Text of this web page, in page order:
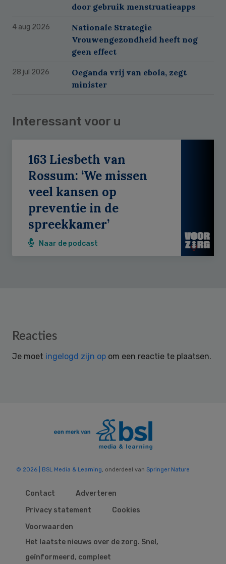
door gebruik menstruatieapps
4 aug 2026
Nationale Strategie
Vrouwengezondheid heeft nog
geen effect
28 jul 2026
Oeganda vrij van ebola, zegt
minister
Interessant voor u
163 Liesbeth van
Rossum: ‘We missen
veel kansen op
preventie in de
spreekkamer’
Naar de podcast
Reader
Reacties
Je moet ingelogd zijn op om een reactie te plaatsen.
© 2026 | BSL Media & Learning, onderdeel van Springer Nature
Contact
Adverteren
Privacy statement
Cookies
Voorwaarden
Het laatste nieuws over de zorg. Snel,
geïnformeerd, compleet